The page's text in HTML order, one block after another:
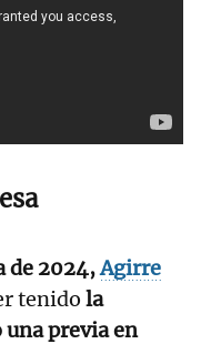
de 2024,Agirre
tenido la
previa en